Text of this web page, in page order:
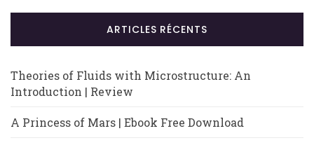
ARTICLES RÉCENTS
Theories of Fluids with Microstructure: An
Introduction | Review
A Princess of Mars | Ebook Free Download